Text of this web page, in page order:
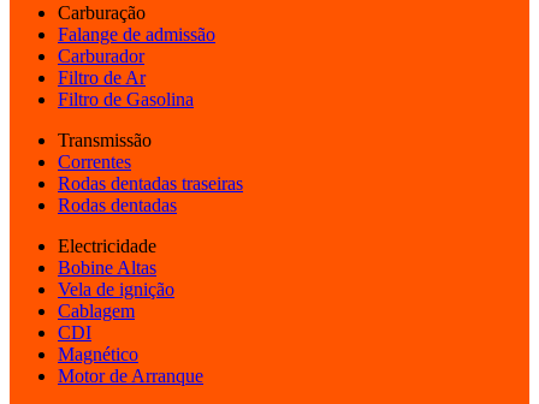
Carburação
Falange de admissão
Carburador
Filtro de Ar
Filtro de Gasolina
Transmissão
Correntes
Rodas dentadas traseiras
Rodas dentadas
Electricidade
Bobine Altas
Vela de ignição
Cablagem
CDI
Magnético
Motor de Arranque